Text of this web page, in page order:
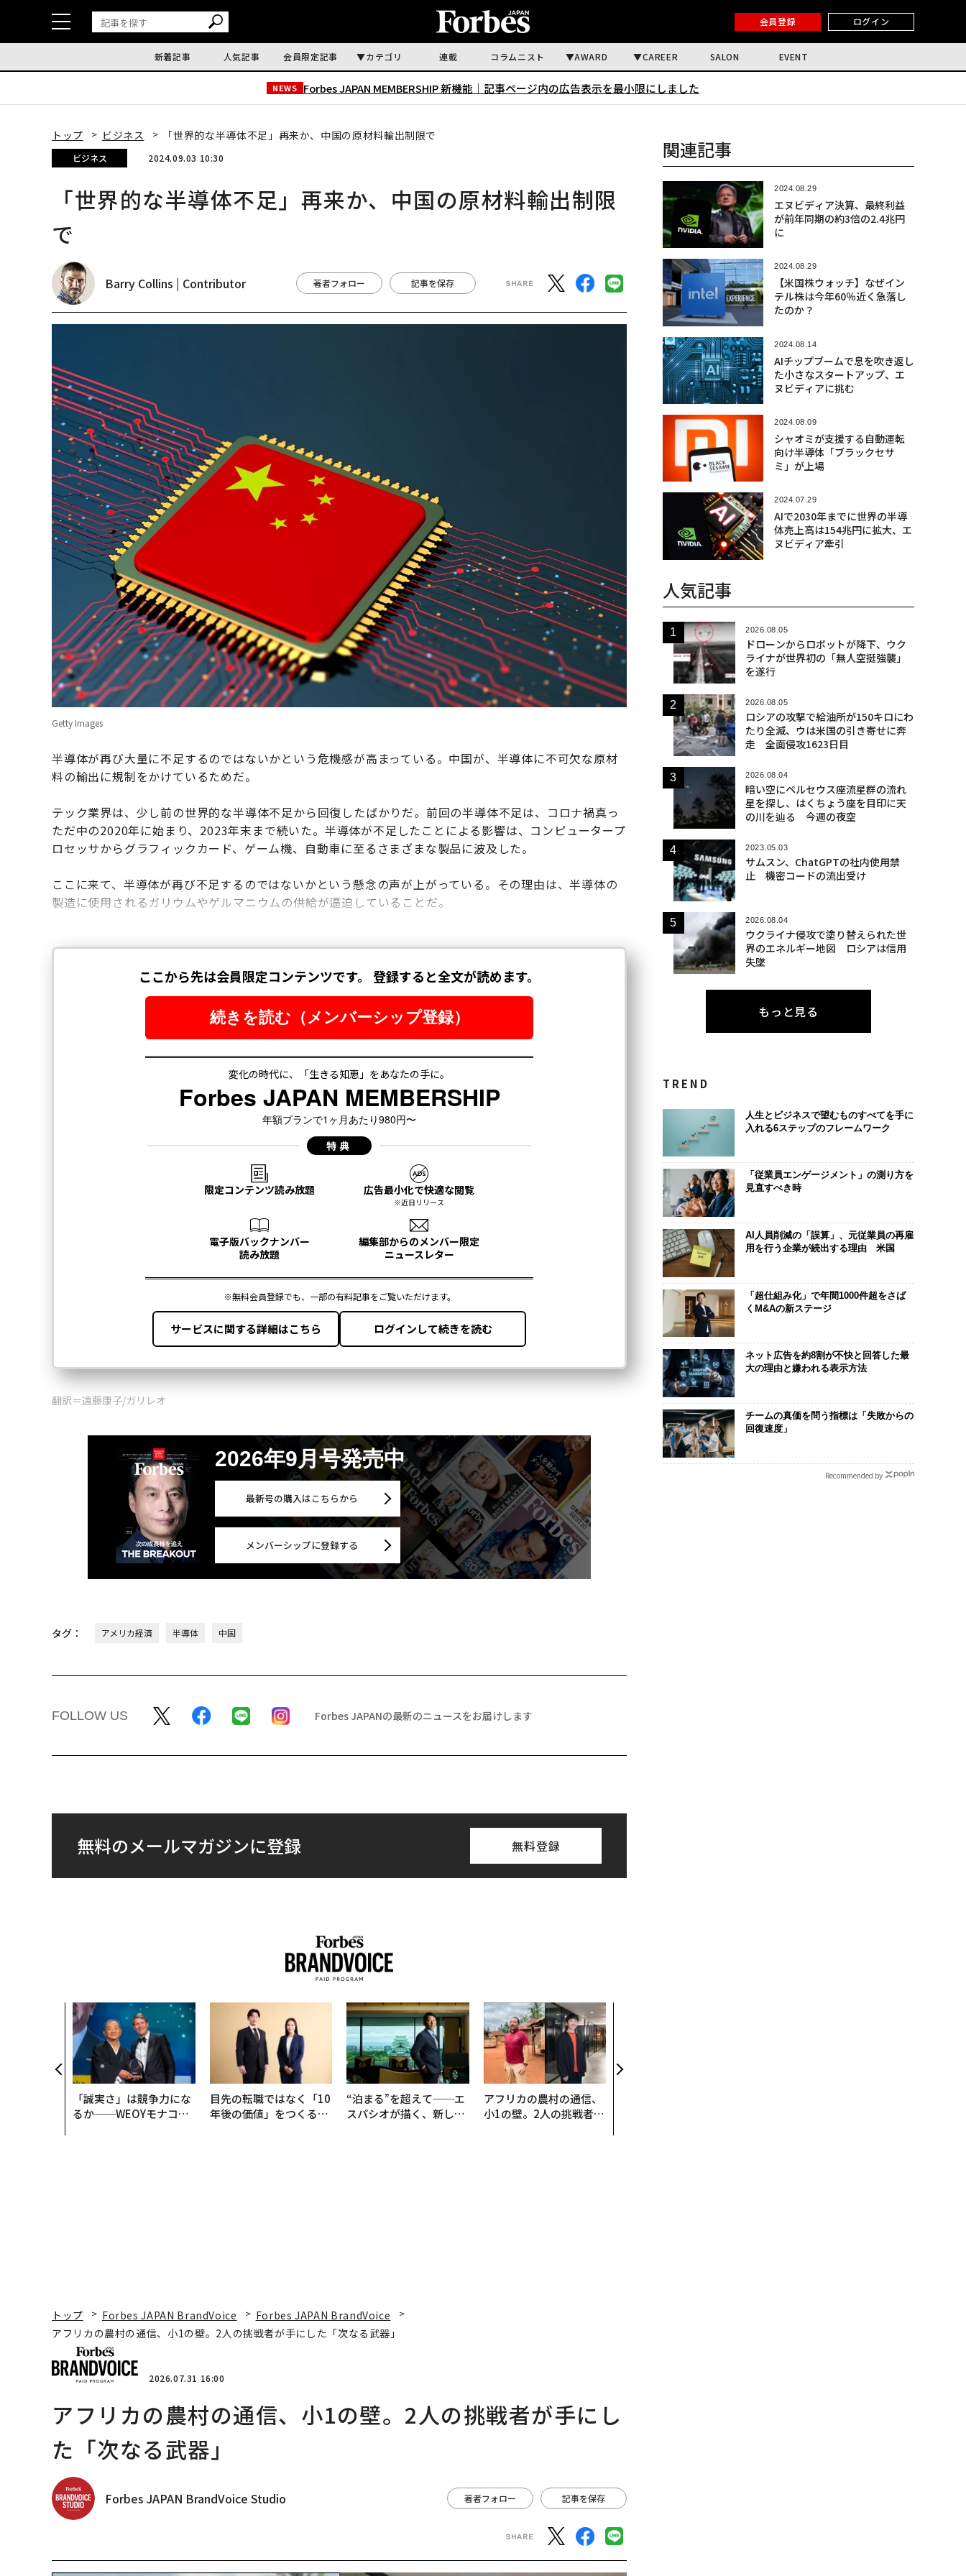
会員登録 ログイン
新着記事 人気記事 会員限定記事 カテゴリ 連載 コラムニスト AWARD CAREER SALON EVENT
NEWS Forbes JAPAN MEMBERSHIP 新機能｜ 記事ページ内の広告表示を最小限にしました
トップ ビジネス 「世界的な半導体不足」再来か、中国の原材料輸出制限で
ビジネス 2024.09.03 10:30
「世界的な半導体不足」再来か、中国の原材料輸出制限
で
Barry Collins | Contributor 著者フォロー 記事を保存
Getty Images
半導体が再び大量に不足するのではないかという危機感が高まっている。中国が、半導体に不可欠な原材
料の輸出に規制をかけているためだ。
テック業界は、少し前の世界的な半導体不足から回復したばかりだ。前回の半導体不足は、コロナ禍真っ
ただ中の2020年に始まり、2023年末まで続いた。半導体が不足したことによる影響は、コンピュータープ
ロセッサからグラフィックカード、ゲーム機、自動車に至るさまざまな製品に波及した。
ここに来て、半導体が再び不足するのではないかという懸念の声が上がっている。その理由は、半導体の
製造に使用されるガリウムやゲルマニウムの供給が逼迫していることだ。
翻訳＝遠藤康子/ガリレオ
2026年9月号発売中
最新号の購入はこちらから
メンバーシップに登録する
タグ： アメリカ経済 半導体 中国
FOLLOW US Forbes JAPANの最新のニュースをお届けします
無料のメールマガジンに登録 無料登録
「誠実さ」は競争力にな
るか──WEOYモナコで
目先の転職ではなく「10
年後の価値」をつくる─
“泊まる”を超えて──エ
スパシオが描く、新しい
アフリカの農村の通信、
小1の壁。2人の挑戦者が
関連記事
2024.08.29
エヌビディア決算、最終利益
が前年同期の約3倍の2.4兆円
に
2024.08.29
【米国株ウォッチ】なぜイン
テル株は今年60％近く急落し
たのか？
2024.08.14
AIチップブームで息を吹き返し
た小さなスタートアップ、エ
ヌビディアに挑む
2024.08.09
シャオミが支援する自動運転
向け半導体「ブラックセサ
ミ」が上場
2024.07.29
AIで2030年までに世界の半導
体売上高は154兆円に拡大、エ
ヌビディア牽引
人気記事
2026.08.05
ドローンからロボットが降下、ウク
ライナが世界初の「無人空挺強襲」
を遂行
2026.08.05
ロシアの攻撃で給油所が150キロにわ
たり全滅、ウは米国の引き寄せに奔
走 全面侵攻1623日目
2026.08.04
暗い空にペルセウス座流星群の流れ
星を探し、はくちょう座を目印に天
の川を辿る 今週の夜空
2023.05.03
サムスン、ChatGPTの社内使用禁
止 機密コードの流出受け
2026.08.04
ウクライナ侵攻で塗り替えられた世
界のエネルギー地図 ロシアは信用
失墜
もっと見る
TREND
人生とビジネスで望むものすべてを手に
入れる6ステップのフレームワーク
「従業員エンゲージメント」の測り方を
見直すべき時
AI人員削減の「誤算」、元従業員の再雇
用を行う企業が続出する理由 米国
「超仕組み化」で年間1000件超をさば
くM&Aの新ステージ
ネット広告を約8割が不快と回答した最
大の理由と嫌われる表示方法
チームの真価を問う指標は「失敗からの
回復速度」
Recommended by
トップ Forbes JAPAN BrandVoice
Forbes JAPAN BrandVoice
アフリカの農村の通信、小1の壁。2人の挑戦者が手にした「次なる武器」
2026.07.31 16:00
アフリカの農村の通信、小1の壁。2人の挑戦者が手にし
た「次なる武器」
Forbes JAPAN BrandVoice Studio 著者フォロー 記事を保存